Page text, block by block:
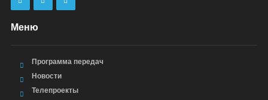
Меню
Программа передач
Новости
Телепроекты